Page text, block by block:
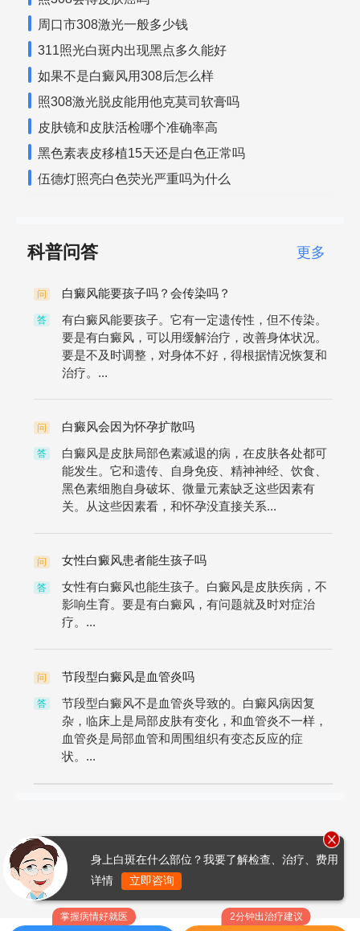
周口市308激光一般多少钱
311照光白斑内出现黑点多久能好
如果不是白癜风用308后怎么样
照308激光脱皮能用他克莫司软膏吗
皮肤镜和皮肤活检哪个准确率高
黑色素表皮移植15天还是白色正常吗
伍德灯照亮白色荧光严重吗为什么
科普问答 更多
问 白癜风能要孩子吗？会传染吗？
答
有白癜风能要孩子。它有一定遗传性，但不传染。
要是有白癜风，可以用缓解治疗，改善身体状况。
要是不及时调整，对身体不好，得根据情况恢复和
治疗。...
问 白癜风会因为怀孕扩散吗
答
白癜风是皮肤局部色素减退的病，在皮肤各处都可
能发生。它和遗传、自身免疫、精神神经、饮食、
黑色素细胞自身破坏、微量元素缺乏这些因素有
关。从这些因素看，和怀孕没直接关系...
问 女性白癜风患者能生孩子吗
答
女性有白癜风也能生孩子。白癜风是皮肤疾病，不
影响生育。要是有白癜风，有问题就及时对症治
疗。...
问 节段型白癜风是血管炎吗
答
节段型白癜风不是血管炎导致的。白癜风病因复
杂，临床上是局部皮肤有变化，和血管炎不一样，
血管炎是局部血管和周围组织有变态反应的症
状。...
掌握病情好就医 2分钟出治疗建议
身上白斑在什么部位？我要了解检查、治疗、费用
详情
立即咨询